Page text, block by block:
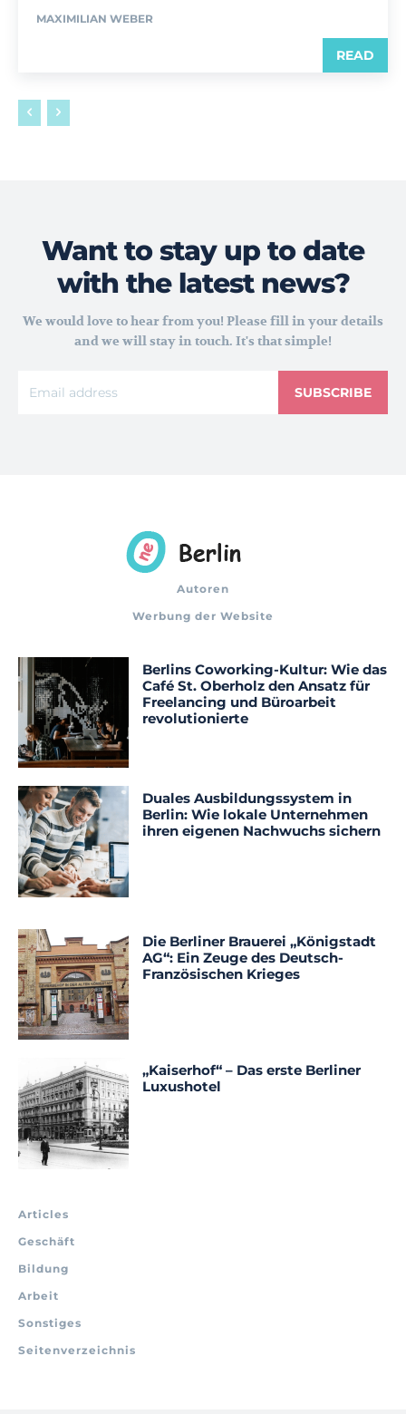
MAXIMILIAN WEBER
READ
Want to stay up to date
with the latest news?
We would love to hear from you! Please fill in your details
and we will stay in touch. It's that simple!
SUBSCRIBE
Autoren
Werbung der Website
Berlins Coworking-Kultur: Wie das
Café St. Oberholz den Ansatz für
Freelancing und Büroarbeit
revolutionierte
Duales Ausbildungssystem in
Berlin: Wie lokale Unternehmen
ihren eigenen Nachwuchs sichern
Die Berliner Brauerei „Königstadt
AG“: Ein Zeuge des Deutsch-
Französischen Krieges
„Kaiserhof“ – Das erste Berliner
Luxushotel
Articles
Geschäft
Bildung
Arbeit
Sonstiges
Seitenverzeichnis